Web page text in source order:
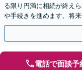
る限り円満に相続が終え
や手続きを進めます。将
します。お困りの際は、
電話で面談予